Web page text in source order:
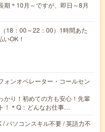
期＊10月～ですが、即日～8月
：00～22：00）1時間あた
OK！
ォンオペレーター・コールセン
かり！初めての方も安心！先輩
！＊Q：どんなお仕事…
パソコンスキル不要 / 英語力不